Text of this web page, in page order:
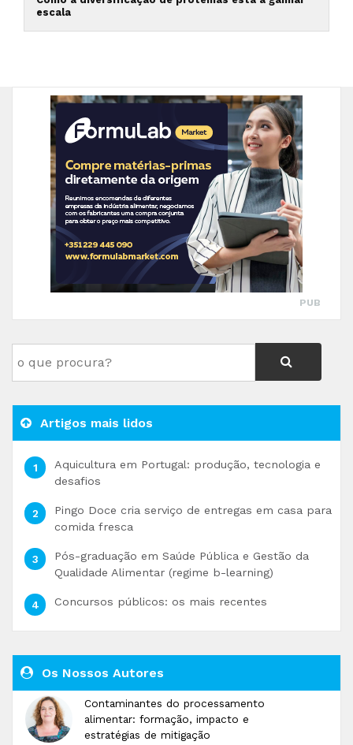
escala
PUB
Artigos mais lidos
Aquicultura em Portugal: produção, tecnologia e
desafios
Pingo Doce cria serviço de entregas em casa para
comida fresca
Pós-graduação em Saúde Pública e Gestão da
Qualidade Alimentar (regime b-learning)
Concursos públicos: os mais recentes
Os Nossos Autores
Contaminantes do processamento
alimentar: formação, impacto e
estratégias de mitigação